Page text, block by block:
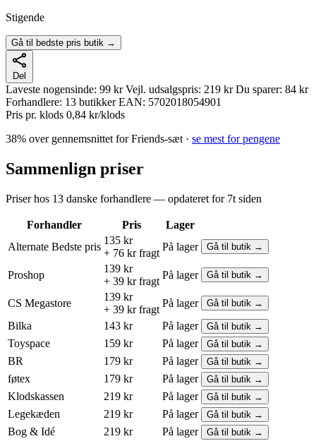
Stigende
Gå til bedste pris butik →
Del
Laveste nogensinde: 99 kr Vejl. udsalgspris: 219 kr Du sparer: 84 kr
Forhandlere: 13 butikker EAN: 5702018054901
Pris pr. klods 0,84 kr/klods
38% over gennemsnittet for Friends-sæt · se mest for pengene
Sammenlign priser
Priser hos 13 danske forhandlere — opdateret for 7t siden
Forhandler Pris
Lager
Alternate Bedste pris
135 kr
+ 76 kr fragt
På lager Gå til butik →
Proshop
139 kr
+ 39 kr fragt
På lager Gå til butik →
CS Megastore
139 kr
+ 39 kr fragt
På lager Gå til butik →
Bilka 143 kr På lager Gå til butik →
Toyspace 159 kr På lager Gå til butik →
BR 179 kr På lager Gå til butik →
føtex 179 kr På lager Gå til butik →
Klodskassen 219 kr På lager Gå til butik →
Legekæden 219 kr På lager Gå til butik →
Bog & Idé 219 kr På lager Gå til butik →